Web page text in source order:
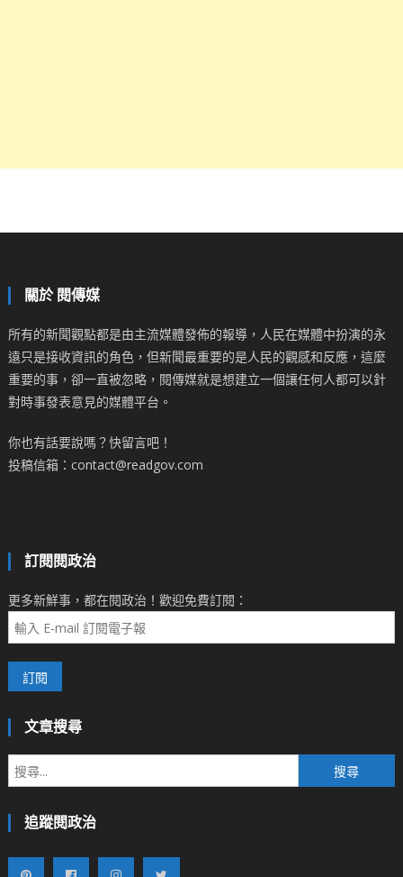
關於 閱傳媒
所有的新聞觀點都是由主流媒體發佈的報導，人民在媒體中扮演的永
遠只是接收資訊的角色，但新聞最重要的是人民的觀感和反應，這麼
重要的事，卻一直被忽略，閱傳媒就是想建立一個讓任何人都可以針
對時事發表意見的媒體平台。
你也有話要說嗎？快留言吧！
投稿信箱：contact@readgov.com
訂閱閱政治
更多新鮮事，都在閱政治！歡迎免費訂閱：
文章搜尋
尋
追蹤閱政治